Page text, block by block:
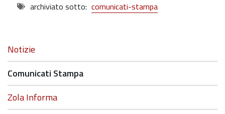
archiviato sotto: comunicati-stampa
Navigazione
Notizie
Comunicati Stampa
Zola Informa